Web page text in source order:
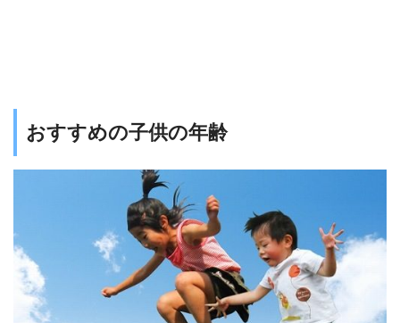
おすすめの⼦供の年齢